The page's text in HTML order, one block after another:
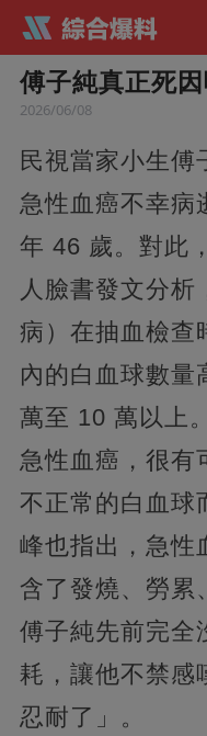
傅子純真正死
2026/06/08
民視當家小生傅
急性血癌不幸病
年 46 歲。對此
人臉書發文分析
病）在抽血檢查
內的白血球數量
萬至 10 萬以上
急性血癌，很有
不正常的白血球
峰也指出，急性
含了發燒、勞累
傅子純先前完全
耗，讓他不禁感
忍耐了」。